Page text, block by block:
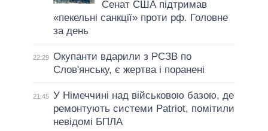
Сенат США підтримав
«пекельні санкції» проти рф. Головне
за день
22:29 Окупанти вдарили з РСЗВ по
Слов'янську, є жертва і поранені
21:45 У Німеччині над військовою базою, де
ремонтують системи Patriot, помітили
невідомі БПЛА